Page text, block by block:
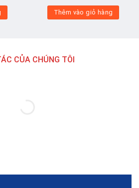
Thêm vào giỏ hàng
CỦA CHÚNG TÔI